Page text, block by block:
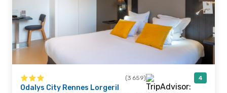
(3 659) 4
Odalys City Rennes Lorgeril